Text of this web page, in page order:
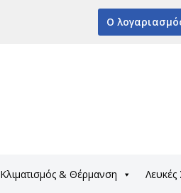
Ο
Κλιματισμός & Θέρμανση Λευκές